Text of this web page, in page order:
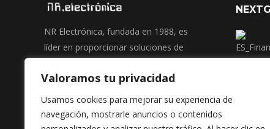
Valoramos tu privacidad
Usamos cookies para mejorar su experiencia de
navegación, mostrarle anuncios o contenidos
NR Electrónica, fundada en 1988, es
líder en proporcionar soluciones de
de acceso y electrónica industrial.
Nos dedicamos a innovar y personalizar
tecnologías que optimizan operaciones
y mejoran la seguridad en diversos